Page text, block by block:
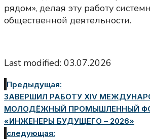
рядом», делая эту работу
общественной деятельности.
Last modified: 03.07.2026
Предыдущая:
ЗАВЕРШИЛ РАБОТУ XIV
МОЛОДЁЖНЫЙ ПРОМЫШЛЕННЫЙ
«ИНЖЕНЕРЫ БУДУЩЕГО – 2026»
следующая: